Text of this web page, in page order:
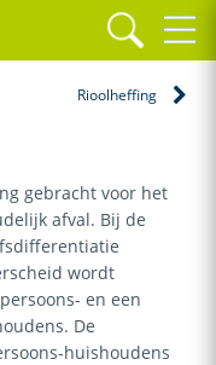
Rioolheffing
gebracht voor het
afval. Bij de
wordt
en een
De
huishoudens